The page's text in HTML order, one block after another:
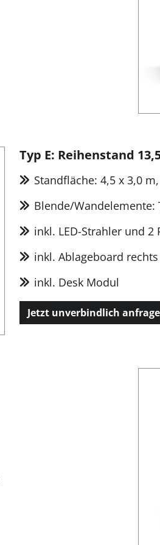
Typ E: Reihenstand
Standfläche: 4,5 x 3,0
Blende/Wandelemente:
inkl. LED-Strahler und 2
inkl. Ablageboard
inkl. Desk Modul
Jetzt unverbindlich